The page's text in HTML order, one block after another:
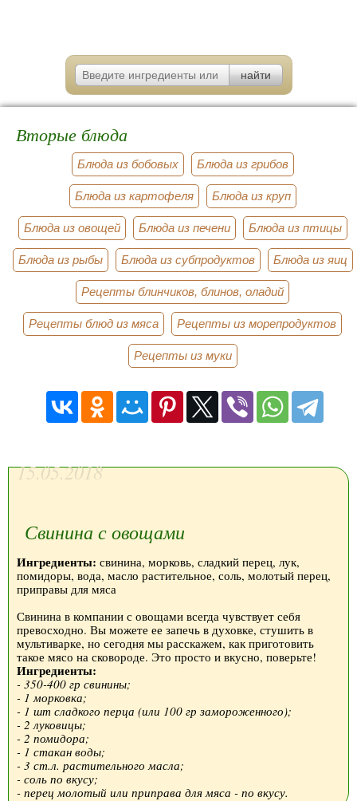
Вторые блюда
Блюда из бобовых Блюда из грибов
Блюда из картофеля Блюда из круп
Блюда из овощей Блюда из печени Блюда из птицы
Блюда из рыбы Блюда из субпродуктов Блюда из яиц
Рецепты блинчиков, блинов, оладий
Рецепты блюд из мяса Рецепты из морепродуктов
Рецепты из муки
15.05.2018
Свинина с овощами
Ингредиенты: свинина, морковь, сладкий перец, лук,
помидоры, вода, масло растительное, соль, молотый перец,
приправы для мяса
Свинина в компании с овощами всегда чувствует себя
превосходно. Вы можете ее запечь в духовке, стушить в
мультиварке, но сегодня мы расскажем, как приготовить
такое мясо на сковороде. Это просто и вкусно, поверьте!
Ингредиенты:
- 350-400 гр свинины;
- 1 морковка;
- 1 шт сладкого перца (или 100 гр замороженного);
- 2 луковицы;
- 2 помидора;
- 1 стакан воды;
- 3 ст.л. растительного масла;
- соль по вкусу;
- перец молотый или приправа для мяса - по вкусу.